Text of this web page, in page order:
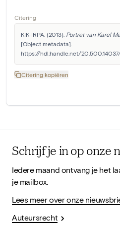
Citering
KIK-IRPA. (2013). Portret van Karel
[Object metadata].
https://hdl.handle.net/
Citering kopiëren
Schrijf je in op onze
Iedere maand ontvang je het
je mailbox.
Lees meer over onze
Auteursrecht